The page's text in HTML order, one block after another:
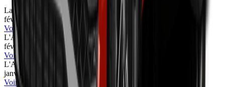
La Dépêche du Midi
/100
févr. 2026
Patrick Louis
Voir l'article
L'Auto-Journal
/100
févr. 2026
Cyril Biotteau
Voir l'article
L'Auto-Journal
/100
janv. 2026
Camille Pin
Voir l'article